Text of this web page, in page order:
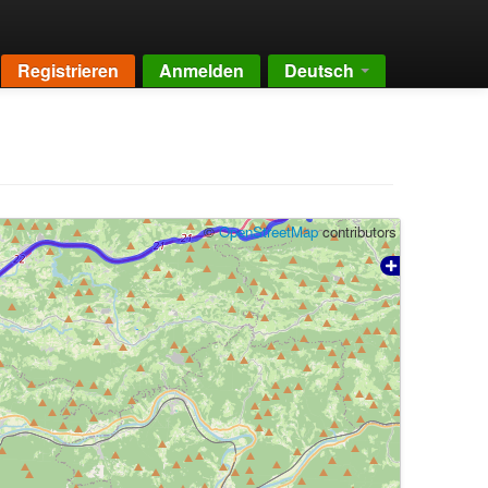
Registrieren Anmelden Deutsch
©OpenStreetMapcontributors